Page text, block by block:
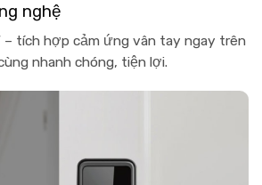
nghệ
– tích hợp cảm ứng vân tay ngay trên
nhanh chóng, tiện lợi.